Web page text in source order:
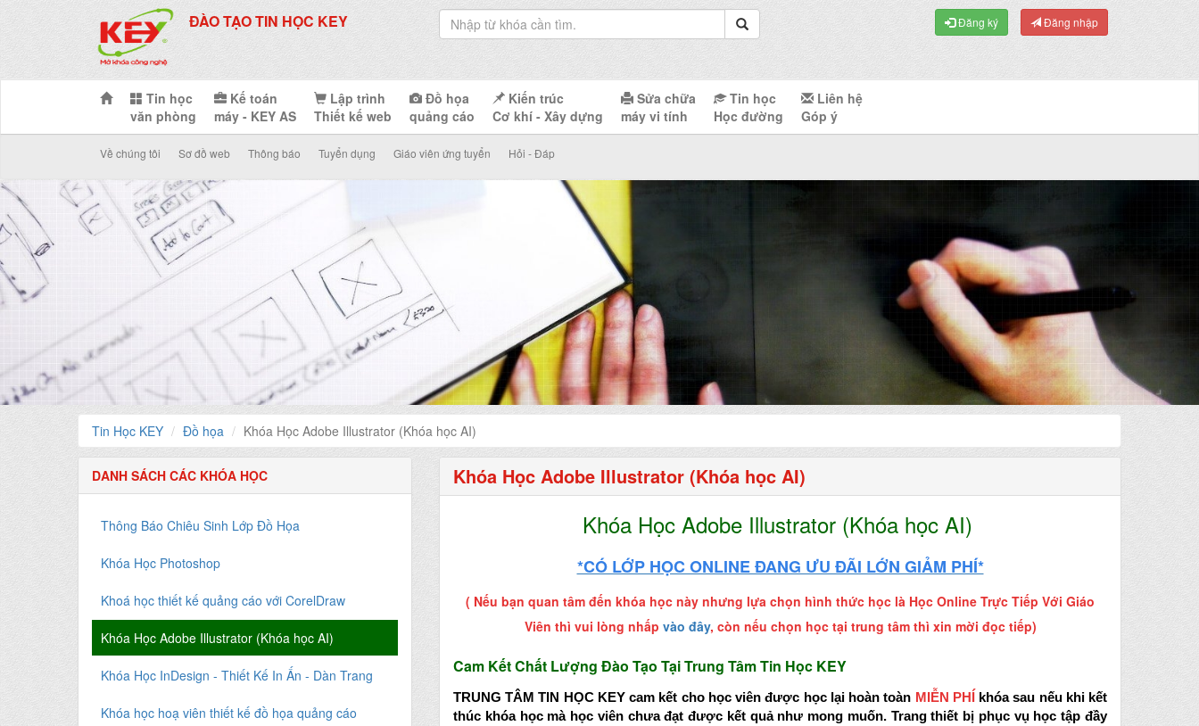
ĐÀO TẠO TIN HỌC KEY Đăng ký Đăng nhập
Tin học
văn phòng
Kế toán
máy - KEY AS
Lập trình
Thiết kế web
Đồ họa
quảng cáo
Kiến trúc
Cơ khí - Xây dựng
Sửa chữa
máy vi tính
Tin học
Học đường
Liên hệ
Góp ý
Về chúng tôi Sơ đồ web Thông báo Tuyển dụng Giáo viên ứng tuyển Hỏi - Đáp
Tin Học KEY Đồ họa Khóa Học Adobe Illustrator (Khóa học AI)
DANH SÁCH CÁC KHÓA HỌC
Thông Báo Chiêu Sinh Lớp Đồ Họa
Khóa Học Photoshop
Khoá học thiết kế quảng cáo với CorelDraw
Khóa Học Adobe Illustrator (Khóa học AI)
Khóa Học InDesign - Thiết Kế In Ấn - Dàn Trang
Khóa học hoạ viên thiết kế đồ họa quảng cáo
Khóa Học Adobe Illustrator (Khóa học AI)
Khóa Học Adobe Illustrator (Khóa học AI)
*CÓ LỚP HỌC ONLINE ĐANG ƯU ĐÃI LỚN GIẢM PHÍ*
( Nếu bạn quan tâm đến khóa học này nhưng lựa chọn hình thức học là Học Online Trực Tiếp Với Giáo
Viên thì vui lòng nhấp vào đây, còn nếu chọn học tại trung tâm thì xin mời đọc tiếp)
Cam Kết Chất Lượng Đào Tạo Tại Trung TâmTin Học KEY
TRUNG TÂM TIN HỌC KEYcam kết cho học viên được học lại hoàn toàn MIỄN PHÍ khóa sau nếu khi kết
thúc khóa học mà học viên chưa đạt được kết quả như mong muốn. Trang thiết bị phục vụ học tập đầy